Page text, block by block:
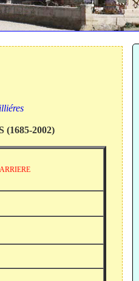
2002)